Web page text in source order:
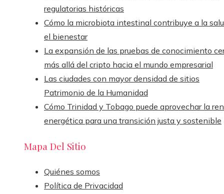
regulatorias históricas
Cómo la microbiota intestinal contribuye a la
el bienestar
La expansión de las pruebas de conocimiento
más allá del cripto hacia el mundo empresarial
Las ciudades con mayor densidad de sitios
Patrimonio de la Humanidad
Cómo Trinidad y Tobago puede aprovechar la
energética para una transición justa y sostenible
Mapa Del Sitio
Quiénes somos
Política de Privacidad